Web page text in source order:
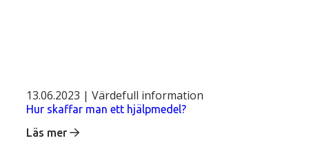
13.06.2023 | Värdefull information
Hur skaffar man ett hjälpmedel?
Läs mer